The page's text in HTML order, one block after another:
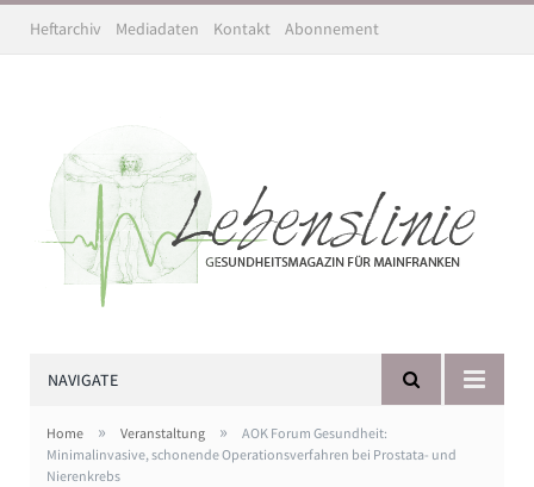
Heftarchiv Mediadaten Kontakt Abonnement
NAVIGATE
Home » Veranstaltung »
AOK Forum Gesundheit:
Minimalinvasive, schonende Operationsverfahren bei Prostata- und
Nierenkrebs